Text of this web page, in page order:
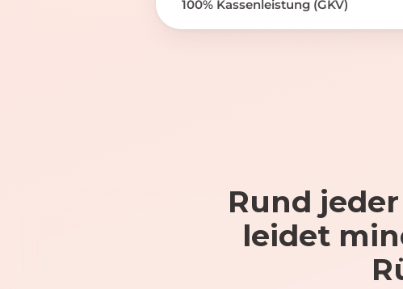
100% Kassenleistung (GKV)
Rund
leidet